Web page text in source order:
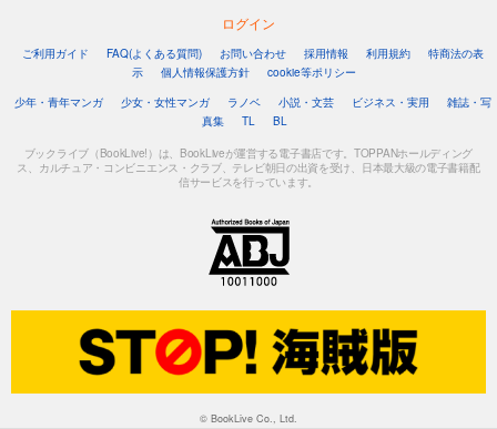
ログイン
ご利用ガイド FAQ(よくある質問) お問い合わせ 採用情報 利用規約
特商法の表
示
個人情報保護方針
cookie等ポリシー
少年・青年マンガ
少女・女性マンガ ラノベ 小説・文芸 ビジネス・実用
雑誌・写
真集
TL BL
ブックライブ（BookLive!）は、BookLiveが運営する電子書店です。TOPPANホールディング
ス、カルチュア・コンビニエンス・クラブ、テレビ朝日の出資を受け、日本最大級の電子書籍配
信サービスを行っています。
© BookLive Co., Ltd.